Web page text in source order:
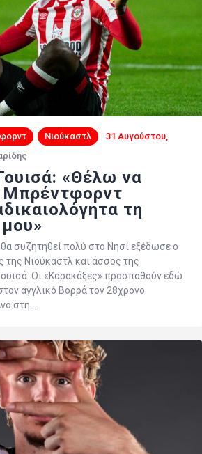
Νιούκαστλ
31 Αυγούστου,
«Θέλω να
τη
συζητηθεί πολύ στο Νησί εξέδωσε ο
της Νιούκαστλ και άσσος της
Οι «Καρακάξες» προσπαθούν εδώ
αγγλικό Βορρά τον 28χρονο
στη…